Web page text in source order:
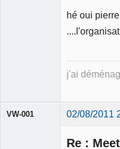
hé oui
j'ai
VW-001 02/08/2011
Re :